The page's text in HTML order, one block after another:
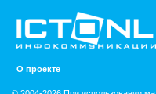
О проекте